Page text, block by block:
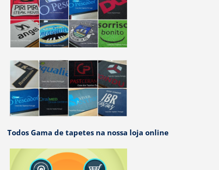
Todos Gama de tapetes na nossa loja online